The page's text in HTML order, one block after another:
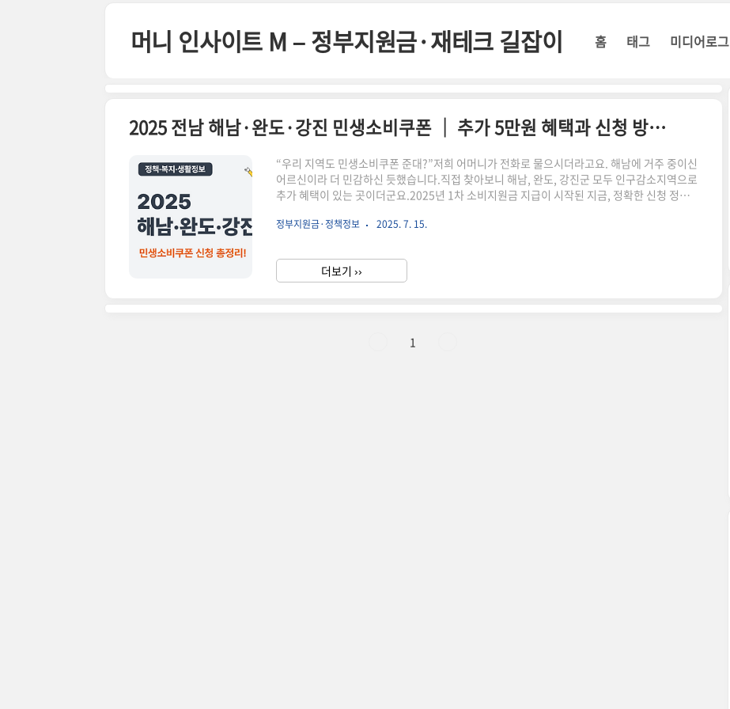
머니 인사이트 M – 정부지원금·재테크 길잡이 홈 태그 미디어로그
2025 전남 해남·완도·강진 민생소비쿠폰 │ 추가 5만원 혜택과 신청 방법까지 한눈에!
“우리 지역도 민생소비쿠폰 준대?”저희 어머니가 전화로 물으시더라고요. 해남에 거주 중이신
어르신이라 더 민감하신 듯했습니다.직접 찾아보니 해남, 완도, 강진군 모두 인구감소지역으로
추가 혜택이 있는 곳이더군요.2025년 1차 소비지원금 지급이 시작된 지금, 정확한 신청 정보
만원 추가 지급 대상기초수급자, 차상위, 한부모 가구가 기본 15만 원 + 추가 혜택 가능신청은
여부와 중복 수급 제한 사항은 꼭 확인!소상공인 크레딧 신청과 2025 민생지원금 정보, 한 번
에 확인하세요!정책 크레딧 신청부터 소비쿠폰, 아동·생활지원금까지 중..
정부지원금·정책정보 2025. 7. 15.
더보기 ››
1